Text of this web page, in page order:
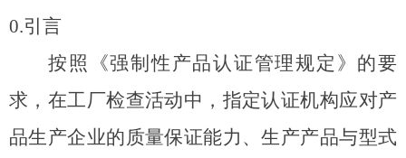
0.引言
按照《强制性产品认证管理规定》的要
求，在工厂检查活动中，指定认证机构应对产
品生产企业的质量保证能力、生产产品与型式